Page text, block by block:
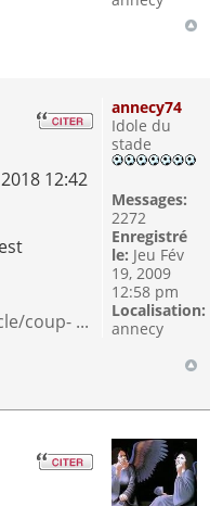
12:42
coup- ...
annecy74
Idole du
stade
Messages:
2272
Enregistré
le: Jeu Fév
19, 2009
12:58 pm
Localisation:
annecy